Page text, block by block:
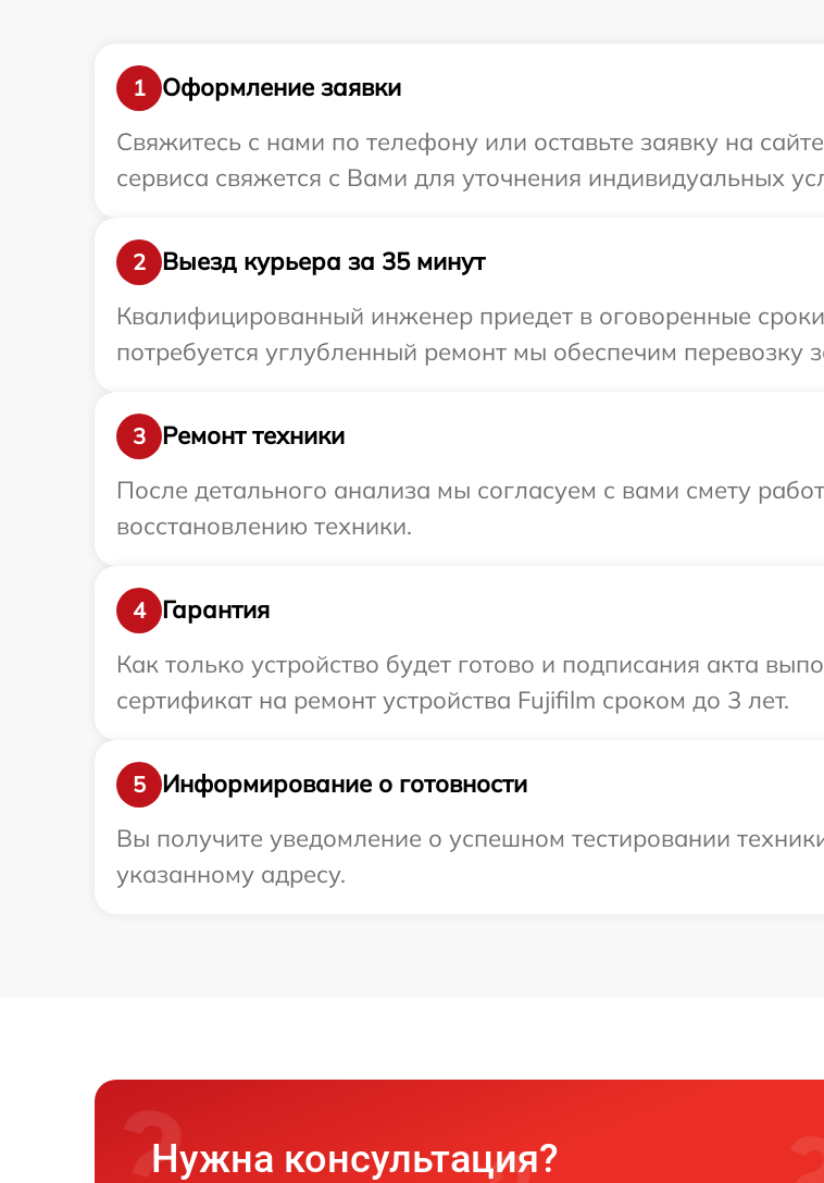
1
Оформление заявки
Свяжитесь с нами по телефону или оставьте заявку на
сервиса свяжется с Вами для уточнения индивидуальных
2
Выезд курьера за 35 минут
Квалифицированный инженер приедет в оговоренные
потребуется углубленный ремонт мы обеспечим перевозку
3
Ремонт техники
После детального анализа мы согласуем с вами смету
восстановлению техники.
4
Гарантия
Как только устройство будет готово и подписания акта
сертификат на ремонт устройства Fujifilm сроком до 3 лет.
5
Информирование о готовности
Вы получите уведомление о успешном тестировании
указанному адресу.
Нужна консультация?